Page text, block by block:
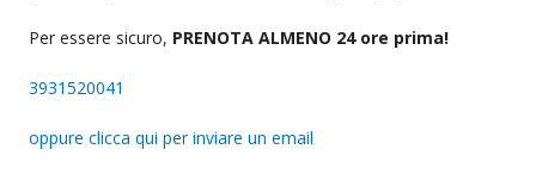
Per essere sicuro, PRENOTA ALMENO 24 ore prima!
3931520041
oppure clicca qui per inviare un email